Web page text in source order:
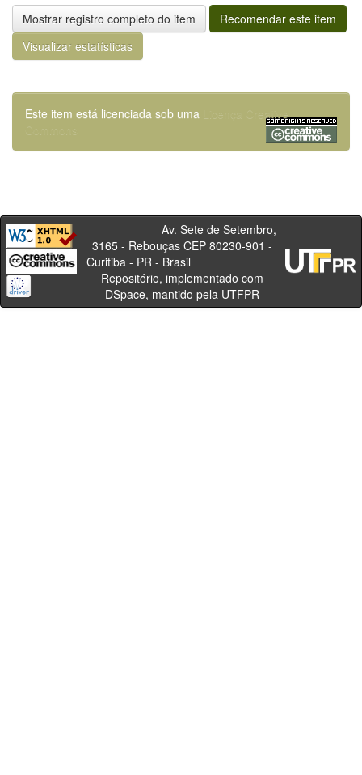
Mostrar registro completo do item
Recomendar este item
Visualizar estatísticas
Este item está licenciada sob uma
Licença Creative
Commons
Av. Sete de Setembro,
3165 - Rebouças CEP 80230-901 -
Curitiba - PR - Brasil
Repositório, implementado com
DSpace, mantido pela UTFPR